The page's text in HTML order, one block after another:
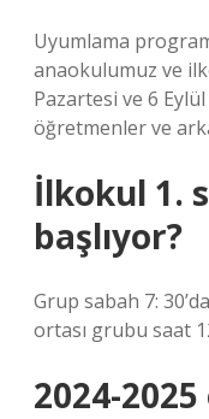
Uyumlama
anaokulumuz ve
Pazartesi ve 6
öğretmenler ve
İlkokul 1.
başlıyor?
Grup sabah 7:
ortası grubu saat
2024-